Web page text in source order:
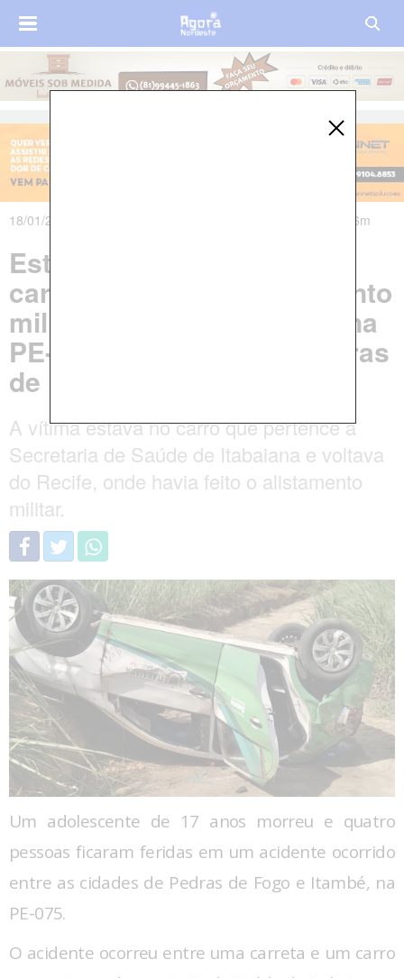
18/01/2022 às 18h16m - Atualizado em 19/01/2022 às 23h36m
Estudante que viajava de
carona para fazer alistamento
militar morre em acidente na
PE-075 entre Itambé e Pedras
de Fogo
A vítima estava no carro que pertence à
Secretaria de Saúde de Itabaiana e voltava
do Recife, onde havia feito o alistamento
militar.
Um adolescente de 17 anos morreu e quatro
pessoas ficaram feridas em um acidente ocorrido
entre as cidades de Pedras de Fogo e Itambé, na
PE-075.
O acidente ocorreu entre uma carreta e um carro